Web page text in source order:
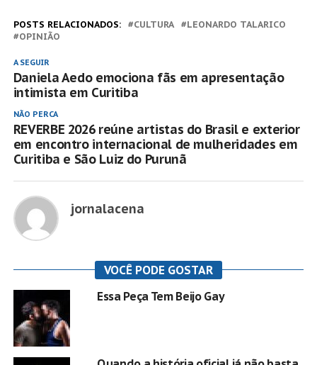
POSTS RELACIONADOS: CULTURA
LEONARDO TALARICO
OPINIÃO
A SEGUIR
Daniela Aedo emociona fãs em apresentação
intimista em Curitiba
NÃO PERCA
REVERBE 2026 reúne artistas do Brasil e exterior
em encontro internacional de mulheridades em
Curitiba e São Luiz do Purunã
jornalacena
VOCÊ PODE GOSTAR
Essa Peça Tem Beijo Gay